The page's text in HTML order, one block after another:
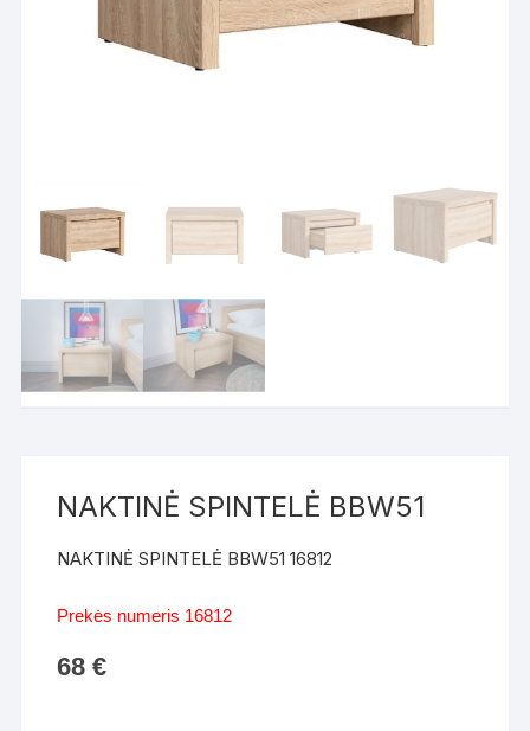
NAKTINĖ SPINTELĖ BBW51
NAKTINĖ SPINTELĖ BBW51 16812
Prekės numeris 16812
68€